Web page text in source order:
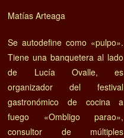
Matías Arteaga
Se autodefine como «pulpo».
Tiene una banquetera al lado
de Lucía Ovalle, es
organizador del festival
gastronómico de cocina a
fuego «Ombligo parao»,
consultor de múltiples